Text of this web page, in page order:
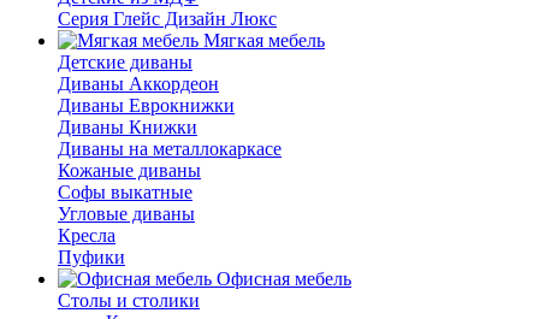
Серия Глейс Дизайн Люкс
Мягкая мебель
Детские диваны
Диваны Аккордеон
Диваны Еврокнижки
Диваны Книжки
Диваны на металлокаркасе
Кожаные диваны
Софы выкатные
Угловые диваны
Кресла
Пуфики
Офисная мебель
Столы и столики